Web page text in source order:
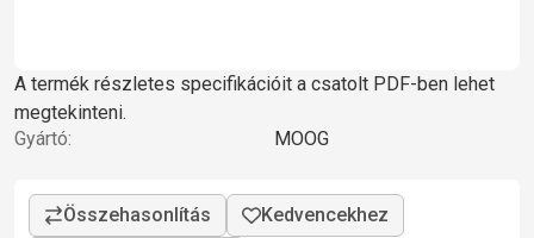
A termék részletes specifikációit a csatolt PDF-ben lehet
megtekinteni.
Gyártó:
MOOG